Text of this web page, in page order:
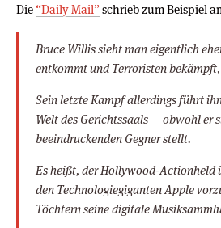
Die “Daily Mail”schrieb zum Beispiel
Bruce Willis sieht man eigentlich
entkommt und Terroristen
Sein letzte Kampf allerdings führt
Welt des Gerichtssaals — obwohl er
beeindruckenden Gegner stellt.
Es heißt, der Hollywood-Actionheld
den Technologiegiganten Apple
Töchtern seine digitale